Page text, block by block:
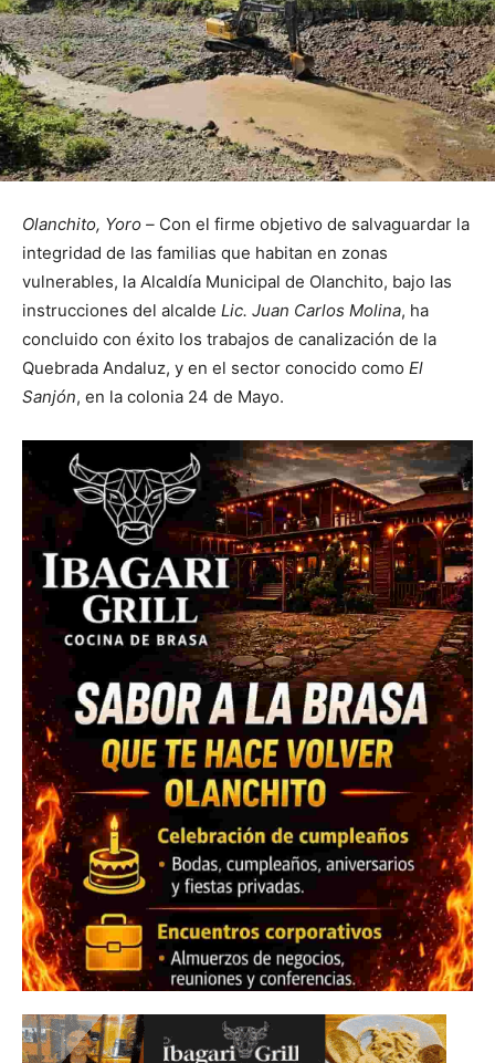
Olanchito, Yoro – Con el firme objetivo de salvaguardar la
integridad de las familias que habitan en zonas
vulnerables, la Alcaldía Municipal de Olanchito, bajo las
instrucciones del alcalde Lic. Juan Carlos Molina, ha
concluido con éxito los trabajos de canalización de la
Quebrada Andaluz, y en el sector conocido como El
Sanjón, en la colonia 24 de Mayo.